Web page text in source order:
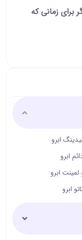
برای زمانی که
ابرو
ابرو
ابرو
ابرو